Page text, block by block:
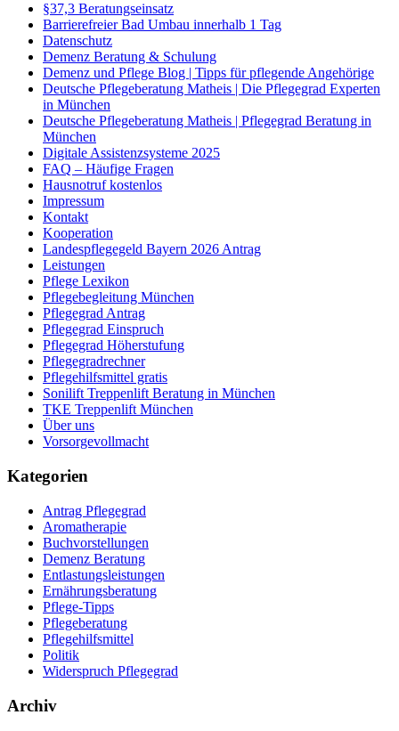
§37,3 Beratungseinsatz
Barrierefreier Bad Umbau innerhalb 1 Tag
Datenschutz
Demenz Beratung & Schulung
Demenz und Pflege Blog | Tipps für pflegende Angehörige
Deutsche Pflegeberatung Matheis | Die Pflegegrad Experten
in München
Deutsche Pflegeberatung Matheis | Pflegegrad Beratung in
München
Digitale Assistenzsysteme 2025
FAQ – Häufige Fragen
Hausnotruf kostenlos
Impressum
Kontakt
Kooperation
Landespflegegeld Bayern 2026 Antrag
Leistungen
Pflege Lexikon
Pflegebegleitung München
Pflegegrad Antrag
Pflegegrad Einspruch
Pflegegrad Höherstufung
Pflegegradrechner
Pflegehilfsmittel gratis
Sonilift Treppenlift Beratung in München
TKE Treppenlift München
Über uns
Vorsorgevollmacht
Kategorien
Antrag Pflegegrad
Aromatherapie
Buchvorstellungen
Demenz Beratung
Entlastungsleistungen
Ernährungsberatung
Pflege-Tipps
Pflegeberatung
Pflegehilfsmittel
Politik
Widerspruch Pflegegrad
Archiv